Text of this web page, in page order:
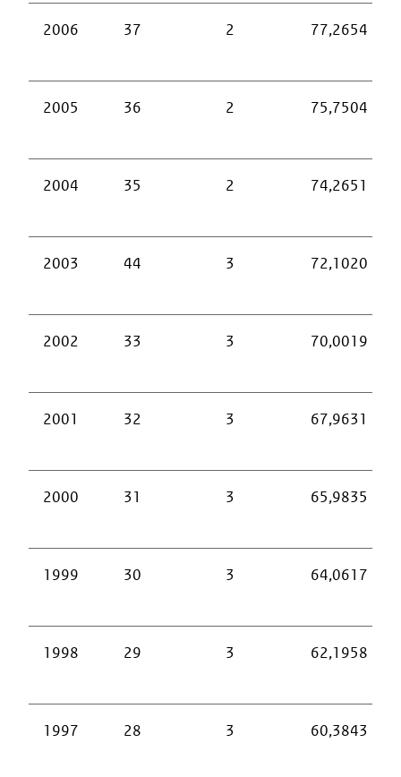
2006 37 2 77,2654
2005 36 2 75,7504
2004 35 2 74,2651
2003 44 3 72,1020
2002 33 3 70,0019
2001 32 3 67,9631
2000 31 3 65,9835
1999 30 3 64,0617
1998 29 3 62,1958
1997 28 3 60,3843